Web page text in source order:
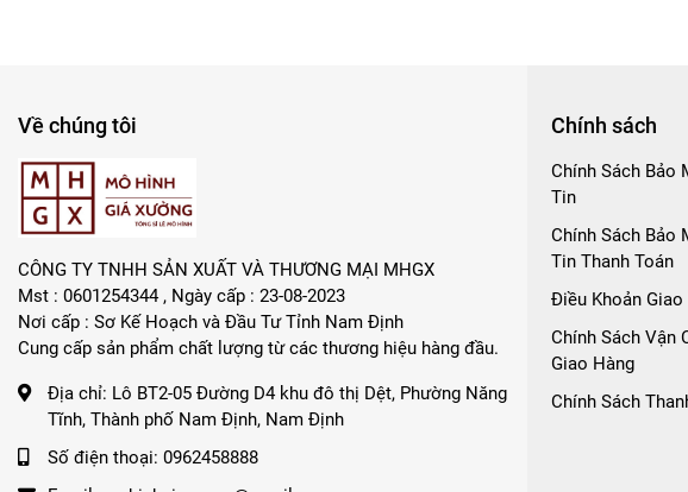
Về chúng tôi
CÔNG TY TNHH SẢN XUẤT VÀ THƯƠNG MẠI MHGX
Mst : 0601254344 , Ngày cấp : 23-08-2023
Nơi cấp : Sơ Kế Hoạch và Đầu Tư Tỉnh Nam Định
Cung cấp sản phẩm chất lượng từ các thương hiệu hàng đầu.
Địa chỉ: Lô BT2-05 Đường D4 khu đô thị Dệt, Phường Năng
Tĩnh, Thành phố Nam Định, Nam Định
Số điện thoại: 0962458888
Chính sách
Chính Sách Bảo
Tin
Chính Sách Bảo
Tin Thanh Toán
Điều Khoản Giao
Chính Sách Vận
Giao Hàng
Chính Sách